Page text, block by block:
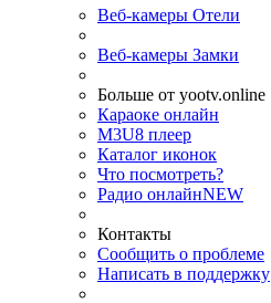
Веб-камеры Отели
Веб-камеры Замки
Больше от yootv.online
Караоке онлайн
M3U8 плеер
Каталог иконок
Что посмотреть?
Радио онлайнNEW
Контакты
Сообщить о проблеме
Написать в поддержку